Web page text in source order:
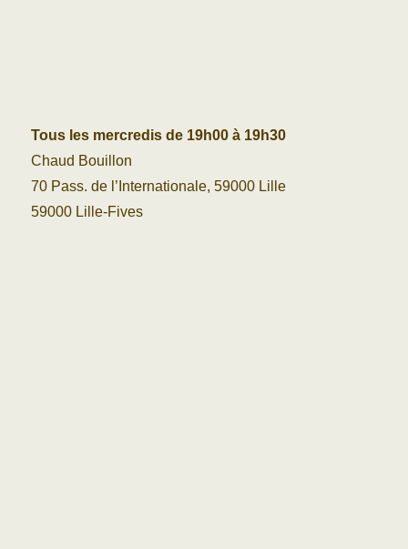
Tous les mercredis de 19h00 à 19h30
Chaud Bouillon
70 Pass. de l’Internationale, 59000 Lille
59000 Lille-Fives